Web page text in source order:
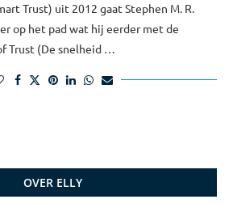
Trust) uit 2012 gaat Stephen M. R.
op het pad wat hij eerder met de
Trust (De snelheid …
OVER ELLY